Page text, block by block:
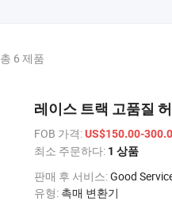
총 6 제품
레이스 트랙 고품질
FOB 가격:US$150.00-
최소 주문하다: 1 상품
판매 후 서비스:Good
유형: 촉매 변환기